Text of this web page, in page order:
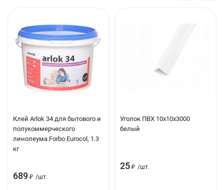
Клей Arlok 34 для бытового и
полукоммерческого
линолеума Forbo Eurocol, 1.3
кг
689 ₽ /шт.
Уголок ПВХ 10х10х3000
белый
25 ₽ /шт.